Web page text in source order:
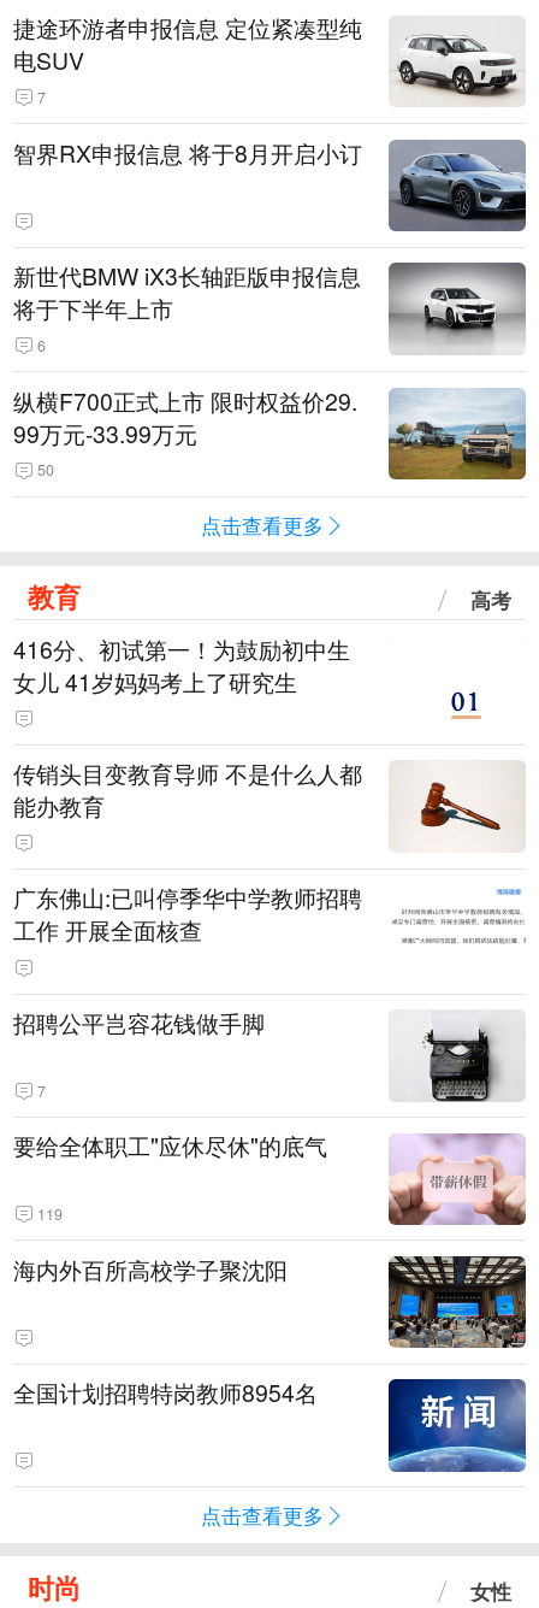
捷途环游者申报信息 定位紧凑型纯
电SUV
7
智界RX申报信息 将于8月开启小订
新世代BMW iX3长轴距版申报信息
将于下半年上市
6
纵横F700正式上市 限时权益价29.
99万元-33.99万元
50
点击查看更多
教育 高考
416分、初试第一！为鼓励初中生
女儿 41岁妈妈考上了研究生
传销头目变教育导师 不是什么人都
能办教育
广东佛山:已叫停季华中学教师招聘
工作 开展全面核查
招聘公平岂容花钱做手脚
7
要给全体职工"应休尽休"的底气
119
海内外百所高校学子聚沈阳
全国计划招聘特岗教师8954名
点击查看更多
时尚 女性